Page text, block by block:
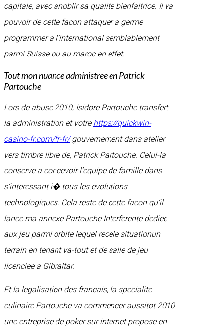
capitale, avec anoblir sa qualite bienfaitrice. Il va
pouvoir de cette facon attaquer a germe
programmer a l’international semblablement
parmi Suisse ou au maroc en effet.
Tout mon nuance administree en Patrick
Partouche
Lors de abuse 2010, Isidore Partouche transfert
la administration et votre https://quickwin-
casino-fr.com/fr-fr/gouvernement dans atelier
vers timbre libre de, Patrick Partouche. Celui-la
conserve a concevoir l’equipe de famille dans
s’interessant i� tous les evolutions
technologiques. Cela reste de cette facon qu’il
lance ma annexe Partouche Interferente dediee
aux jeu parmi orbite lequel recele situationun
terrain en tenant va-tout et de salle de jeu
licenciee a Gibraltar.
Et la legalisation des francais, la specialite
culinaire Partouche va commencer aussitot 2010
une entreprise de poker sur internet propose en